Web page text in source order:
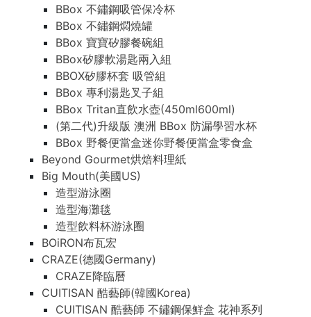
BBox 不鏽鋼吸管保冷杯
BBox 不鏽鋼燜燒罐
BBox 寶寶矽膠餐碗組
BBox矽膠軟湯匙兩入組
BBOX矽膠杯套 吸管組
BBox 專利湯匙叉子組
BBox Tritan直飲水壺(450ml600ml)
(第二代)升級版 澳洲 BBox 防漏學習水杯
BBox 野餐便當盒迷你野餐便當盒零食盒
Beyond Gourmet烘焙料理紙
Big Mouth(美國US)
造型游泳圈
造型海灘毯
造型飲料杯游泳圈
BOiRON布瓦宏
CRAZE(德國Germany)
CRAZE降臨曆
CUITISAN 酷藝師(韓國Korea)
CUITISAN 酷藝師 不鏽鋼保鮮盒 花神系列